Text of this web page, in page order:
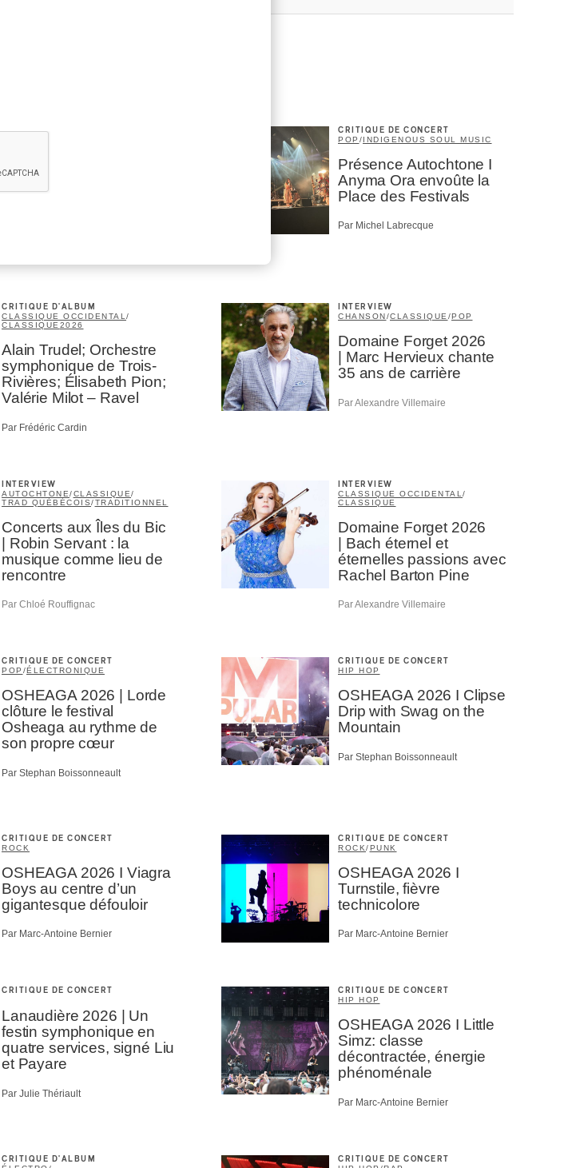
INTERVIEW
Orientalys 2026 | Alex
Iskandar : porteur de
CRITIQUE DE CONCERT
POP /INDIGENOUS SOUL MUSIC
Présence Autochtone I
Anyma Ora envoûte la
Place des Festivals
Par Michel Labrecque
CRITIQUE D'ALBUM
CLASSIQUE OCCIDENTAL/
CLASSIQUE2026
Alain Trudel; Orchestre
symphonique de Trois-
Rivières; Élisabeth Pion;
Valérie Milot – Ravel
Par Frédéric Cardin
INTERVIEW
CHANSON /CLASSIQUE/POP
Domaine Forget 2026
| Marc Hervieux chante
35 ans de carrière
Par Alexandre Villemaire
INTERVIEW
AUTOCHTONE/CLASSIQUE/
TRAD QUÉBÉCOIS/TRADITIONNEL
Concerts aux Îles du Bic
| Robin Servant : la
musique comme lieu de
rencontre
Par Chloé Rouffignac
INTERVIEW
CLASSIQUE OCCIDENTAL /
CLASSIQUE
Domaine Forget 2026
| Bach éternel et
éternelles passions avec
Rachel Barton Pine
Par Alexandre Villemaire
CRITIQUE DE CONCERT
POP /ÉLECTRONIQUE
OSHEAGA 2026 | Lorde
clôture le festival
Osheaga au rythme de
son propre cœur
Par Stephan Boissonneault
CRITIQUE DE CONCERT
HIP HOP
OSHEAGA 2026 I Clipse
Drip with Swag on the
Mountain
Par Stephan Boissonneault
CRITIQUE DE CONCERT
ROCK
OSHEAGA 2026 I Viagra
Boys au centre d’un
gigantesque défouloir
Par Marc-Antoine Bernier
CRITIQUE DE CONCERT
ROCK/PUNK
OSHEAGA 2026 I
Turnstile, fièvre
technicolore
Par Marc-Antoine Bernier
CRITIQUE DE CONCERT
Lanaudière 2026 | Un
festin symphonique en
quatre services, signé Liu
et Payare
Par Julie Thériault
CRITIQUE DE CONCERT
HIP HOP
OSHEAGA 2026 I Little
Simz: classe
décontractée, énergie
phénoménale
Par Marc-Antoine Bernier
CRITIQUE D'ALBUM CRITIQUE DE CONCERT